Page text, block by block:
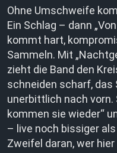
Ohne Umschweife
Ein Schlag – dann
kommt hart,
Sammeln. Mit
zieht die Band den
schneiden scharf, das
unerbittlich nach vorn.
kommen sie wieder“
– live noch bissiger
Zweifel daran, wer